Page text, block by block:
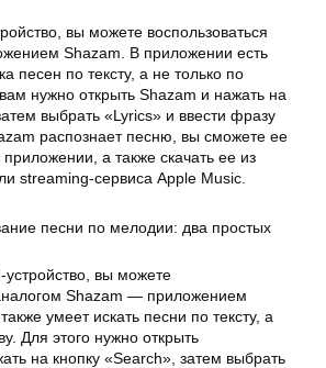
вы можете воспользоваться
Shazam. В приложении есть
песен по тексту, а не только по
нужно открыть Shazam и нажать на
выбрать «Lyrics» и ввести фразу
распознает песню, вы сможете ее
а также скачать ее из
streaming-сервиса Apple Music.
устройство, вы можете
Shazam — приложением
умеет искать песни по тексту, а
Для этого нужно открыть
на кнопку «Search», затем выбрать